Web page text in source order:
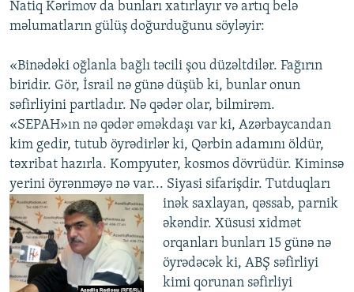
Natiq Kərimov da bunları xatırlayır və artıq belə
məlumatların gülüş doğurduğunu söyləyir:
«Binədəki oğlanla bağlı təcili şou düzəltdilər. Fağırın
biridir. Gör, İsrail nə günə düşüb ki, bunlar onun
səfirliyini partladır. Nə qədər olar, bilmirəm.
«SEPAH»ın nə qədər əməkdaşı var ki, Azərbaycandan
kim gedir, tutub öyrədirlər ki, Qərbin adamını öldür,
təxribat hazırla. Kompyuter, kosmos dövrüdür. Kiminsə
yerini öyrənməyə nə var... Siyasi sifarişdir. Tutduqları
inək saxlayan, qəssab, parnik
əkəndir. Xüsusi xidmət
orqanları bunları 15 günə nə
öyrədəcək ki, ABŞ səfirliyi
kimi qorunan səfirliyi